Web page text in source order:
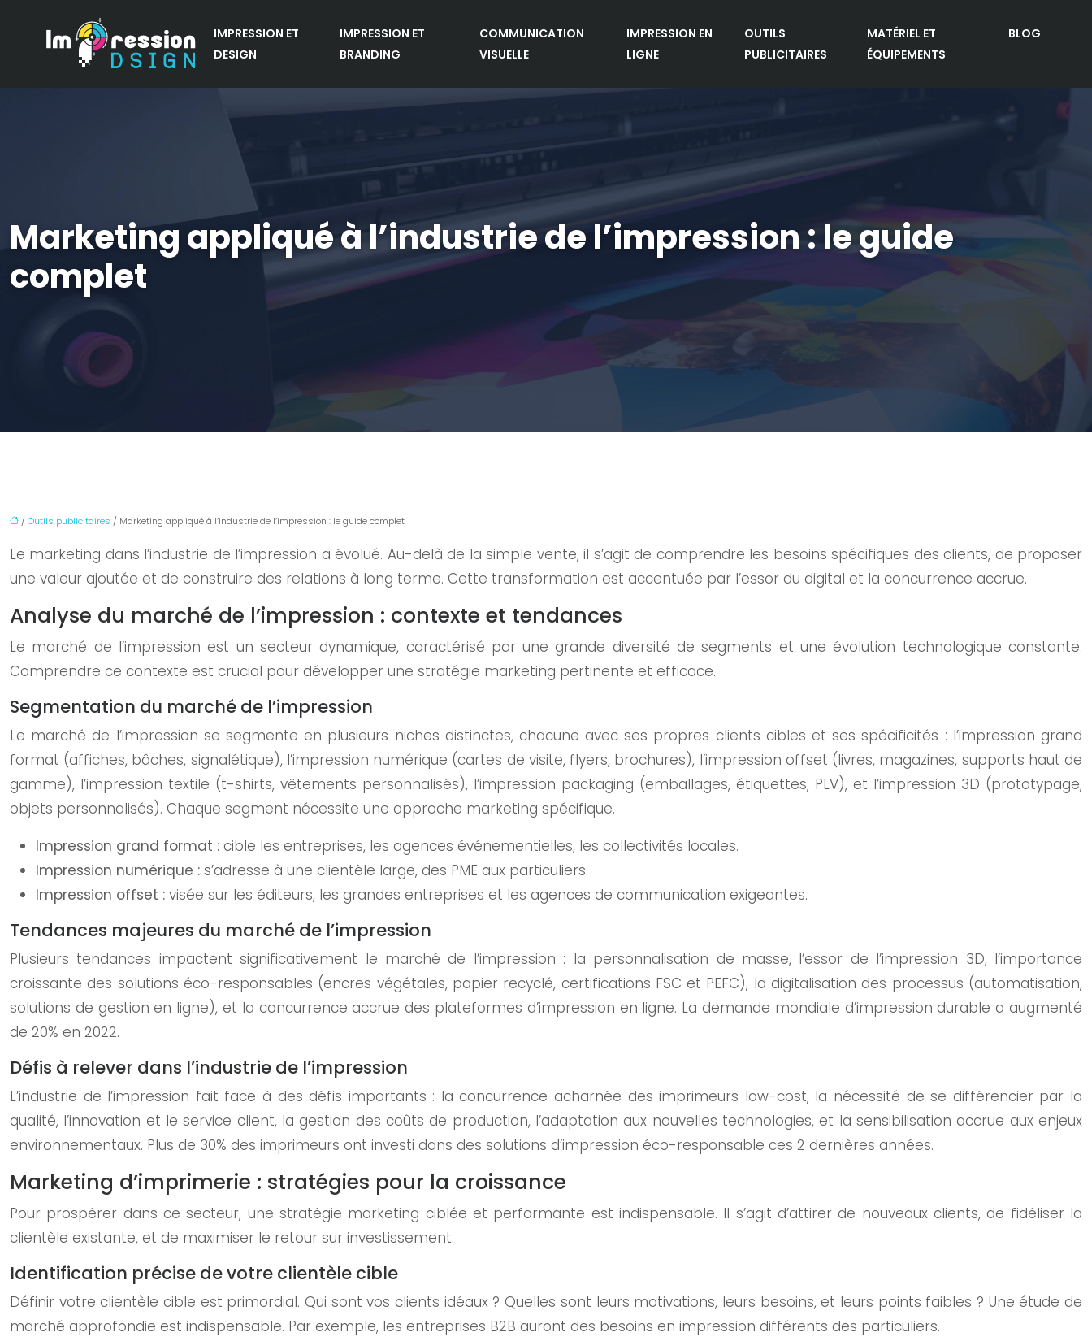
IMPRESSION ET
DESIGN
IMPRESSION ET
BRANDING
COMMUNICATION
VISUELLE
IMPRESSION EN
LIGNE
OUTILS
PUBLICITAIRES
MATÉRIEL ET
ÉQUIPEMENTS
BLOG
Marketing appliqué à l’industrie de l’impression : le guide
complet
/Outils publicitaires / Marketing appliqué à l’industrie de l’impression : le guide complet
Le marketing dans l’industrie de l’impression a évolué. Au-delà de la simple vente, il s’agit de comprendre les besoins spécifiques des clients, de proposer
une valeur ajoutée et de construire des relations à long terme. Cette transformation est accentuée par l’essor du digital et la concurrence accrue.
Analyse du marché de l’impression : contexte et tendances
Le marché de l’impression est un secteur dynamique, caractérisé par une grande diversité de segments et une évolution technologique constante.
Comprendre ce contexte est crucial pour développer une stratégie marketing pertinente et efficace.
Segmentation du marché de l’impression
Le marché de l’impression se segmente en plusieurs niches distinctes, chacune avec ses propres clients cibles et ses spécificités : l’impression grand
format (affiches, bâches, signalétique), l’impression numérique (cartes de visite, flyers, brochures), l’impression offset (livres, magazines, supports haut de
gamme), l’impression textile (t-shirts, vêtements personnalisés), l’impression packaging (emballages, étiquettes, PLV), et l’impression 3D (prototypage,
objets personnalisés). Chaque segment nécessite une approche marketing spécifique.
Impression grand format : cible les entreprises, les agences événementielles, les collectivités locales.
Impression numérique : s’adresse à une clientèle large, des PME aux particuliers.
Impression offset : visée sur les éditeurs, les grandes entreprises et les agences de communication exigeantes.
Tendances majeures du marché de l’impression
Plusieurs tendances impactent significativement le marché de l’impression : la personnalisation de masse, l’essor de l’impression 3D, l’importance
croissante des solutions éco-responsables (encres végétales, papier recyclé, certifications FSC et PEFC), la digitalisation des processus (automatisation,
solutions de gestion en ligne), et la concurrence accrue des plateformes d’impression en ligne. La demande mondiale d’impression durable a augmenté
de 20% en 2022.
Défis à relever dans l’industrie de l’impression
L’industrie de l’impression fait face à des défis importants : la concurrence acharnée des imprimeurs low-cost, la nécessité de se différencier par la
qualité, l’innovation et le service client, la gestion des coûts de production, l’adaptation aux nouvelles technologies, et la sensibilisation accrue aux enjeux
environnementaux. Plus de 30% des imprimeurs ont investi dans des solutions d’impression éco-responsable ces 2 dernières années.
Marketing d’imprimerie : stratégies pour la croissance
Pour prospérer dans ce secteur, une stratégie marketing ciblée et performante est indispensable. Il s’agit d’attirer de nouveaux clients, de fidéliser la
clientèle existante, et de maximiser le retour sur investissement.
Identification précise de votre clientèle cible
Définir votre clientèle cible est primordial. Qui sont vos clients idéaux ? Quelles sont leurs motivations, leurs besoins, et leurs points faibles ? Une étude de
marché approfondie est indispensable. Par exemple, les entreprises B2B auront des besoins en impression différents des particuliers.